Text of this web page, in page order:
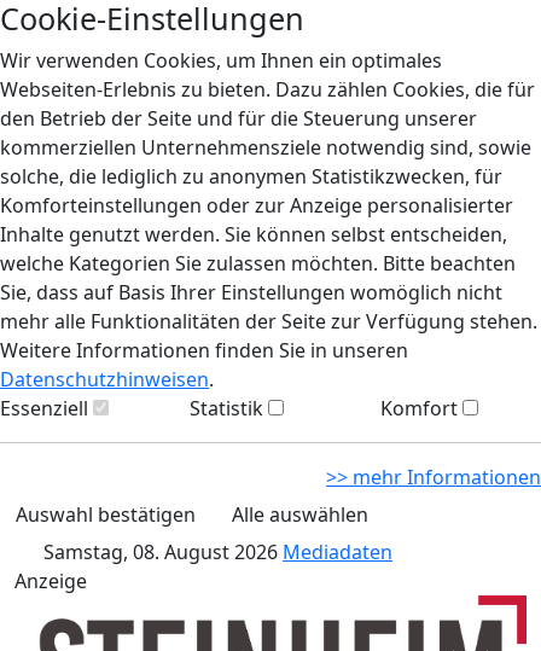
Cookie-Einstellungen
Wir verwenden Cookies, um Ihnen ein optimales
Webseiten-Erlebnis zu bieten. Dazu zählen Cookies, die für
den Betrieb der Seite und für die Steuerung unserer
kommerziellen Unternehmensziele notwendig sind, sowie
solche, die lediglich zu anonymen Statistikzwecken, für
Komforteinstellungen oder zur Anzeige personalisierter
Inhalte genutzt werden. Sie können selbst entscheiden,
welche Kategorien Sie zulassen möchten. Bitte beachten
Sie, dass auf Basis Ihrer Einstellungen womöglich nicht
mehr alle Funktionalitäten der Seite zur Verfügung stehen.
Weitere Informationen finden Sie in unseren
Datenschutzhinweisen.
Essenziell
Statistik Komfort
>> mehr Informationen
Auswahl bestätigen
Alle auswählen
Samstag, 08. August 2026 Mediadaten
Anzeige